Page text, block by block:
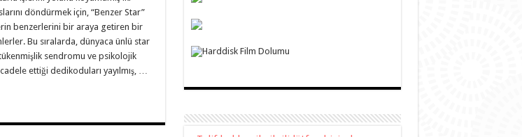
döndürmek için, “Benzer Star”
benzerlerini bir araya getiren bir
Bu sıralarda, dünyaca ünlü star
tükenmişlik sendromu ve psikolojik
ettiği dedikoduları yayılmış, …